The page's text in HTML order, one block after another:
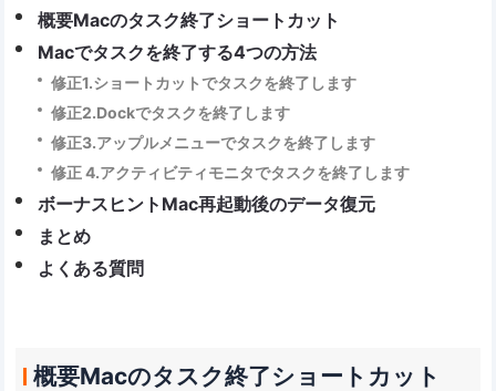
概要Macのタスク終了ショートカット
Macでタスクを終了する4つの方法
修正1.ショートカットでタスクを終了します
修正2.Dockでタスクを終了します
修正3.アップルメニューでタスクを終了します
修正 4.アクティビティモニタでタスクを終了します
ボーナスヒントMac再起動後のデータ復元
まとめ
よくある質問
概要Macのタスク終了ショートカット